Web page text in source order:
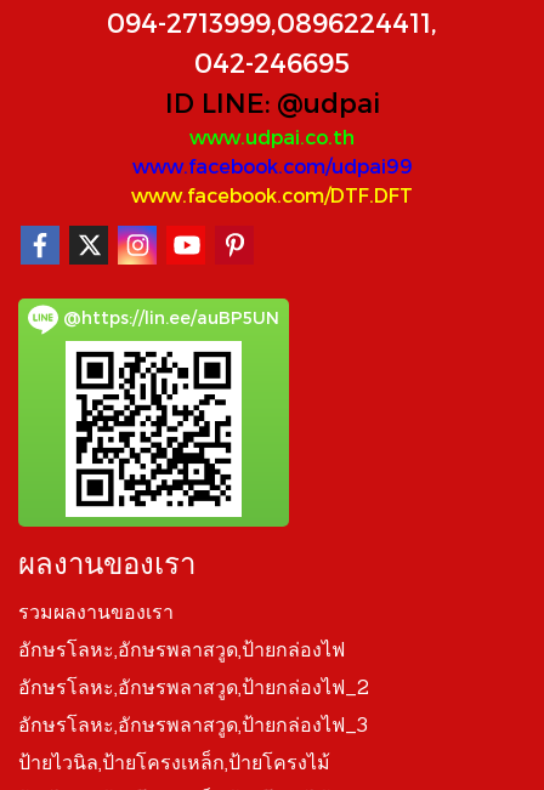
094-2713999,0896224411,
042-246695
ID LINE: @udpai
www.udpai.co.th
www.facebook.com/udpai99
www.facebook.com/DTF.DFT
@https://lin.ee/auBP5UN
ผลงานของเรา
รวมผลงานของเรา
อักษรโลหะ,อักษรพลาสวูด,ป้ายกล่องไฟ
อักษรโลหะ,อักษรพลาสวูด,ป้ายกล่องไฟ_2
อักษรโลหะ,อักษรพลาสวูด,ป้ายกล่องไฟ_3
ป้ายไวนิล,ป้ายโครงเหล็ก,ป้ายโครงไม้